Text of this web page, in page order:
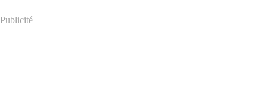
Publicité